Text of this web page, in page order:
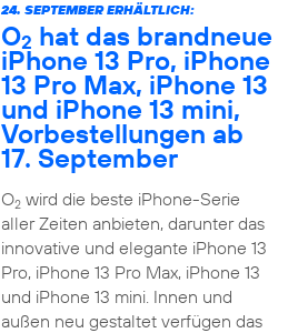
24. SEPTEMBER ERHÄLTLICH:
O2 hat das brandneue
iPhone 13 Pro, iPhone
13 Pro Max, iPhone 13
und iPhone 13 mini,
Vorbestellungen ab
17. September
O2wird die beste iPhone-Serie
aller Zeiten anbieten, darunter das
innovative und elegante iPhone 13
Pro, iPhone 13 Pro Max, iPhone 13
und iPhone 13 mini. Innen und
außen neu gestaltet verfügen das